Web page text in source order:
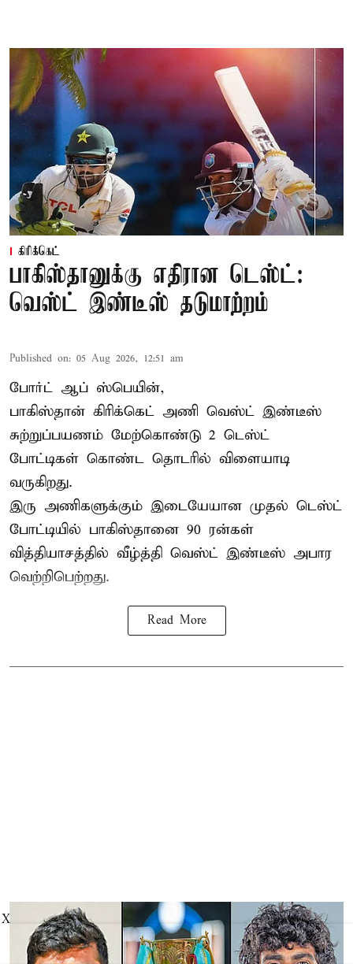
கிரிக்கெட்
பாகிஸ்தானுக்கு எதிரான டெஸ்ட்:
வெஸ்ட் இண்டீஸ் தடுமாற்றம்
Published on: 05 Aug 2026, 12:51 am
போர்ட் ஆப் ஸ்பெயின்,
பாகிஸ்தான் கிரிக்கெட் அணி வெஸ்ட் இண்டீஸ்
சுற்றுப்பயணம் மேற்கொண்டு 2 டெஸ்ட்
போட்டிகள் கொண்ட தொடரில் விளையாடி
வருகிறது.
இரு அணிகளுக்கும் இடையேயான முதல் டெஸ்ட்
போட்டியில் பாகிஸ்தானை 90 ரன்கள்
வித்தியாசத்தில் வீழ்த்தி வெஸ்ட் இண்டீஸ் அபார
வெற்றிபெற்றது.
Read More
X